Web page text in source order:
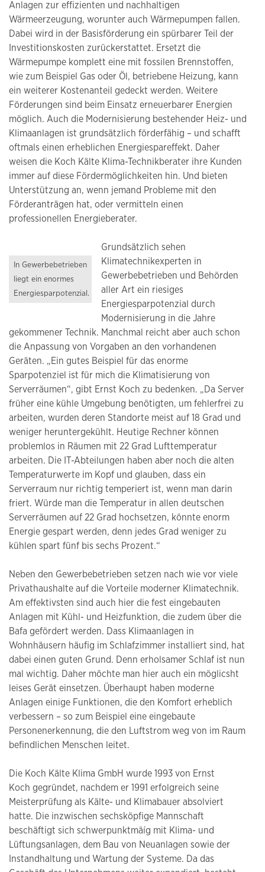
Anlagen zur effizienten und nachhaltigen
Wärmeerzeugung, worunter auch Wärmepumpen fallen.
Dabei wird in der Basisförderung ein spürbarer Teil der
Investitionskosten zurückerstattet. Ersetzt die
Wärmepumpe komplett eine mit fossilen Brennstoffen,
wie zum Beispiel Gas oder Öl, betriebene Heizung, kann
ein weiterer Kostenanteil gedeckt werden. Weitere
Förderungen sind beim Einsatz erneuerbarer Energien
möglich. Auch die Modernisierung bestehender Heiz- und
Klimaanlagen ist grundsätzlich förderfähig – und schafft
oftmals einen erheblichen Energiespareffekt. Daher
weisen die Koch Kälte Klima-Technikberater ihre Kunden
immer auf diese Fördermöglichkeiten hin. Und bieten
Unterstützung an, wenn jemand Probleme mit den
Förderanträgen hat, oder vermitteln einen
professionellen Energieberater.
In Gewerbebetrieben
liegt ein enormes
Energiesparpotenzial.
Grundsätzlich sehen
Klimatechnikexperten in
Gewerbebetrieben und Behörden
aller Art ein riesiges
Energiesparpotenzial durch
Modernisierung in die Jahre
gekommener Technik. Manchmal reicht aber auch schon
die Anpassung von Vorgaben an den vorhandenen
Geräten. „Ein gutes Beispiel für das enorme
Sparpotenziel ist für mich die Klimatisierung von
Serverräumen“, gibt Ernst Koch zu bedenken. „Da Server
früher eine kühle Umgebung benötigten, um fehlerfrei zu
arbeiten, wurden deren Standorte meist auf 18 Grad und
weniger heruntergekühlt. Heutige Rechner können
problemlos in Räumen mit 22 Grad Lufttemperatur
arbeiten. Die IT-Abteilungen haben aber noch die alten
Temperaturwerte im Kopf und glauben, dass ein
Serverraum nur richtig temperiert ist, wenn man darin
friert. Würde man die Temperatur in allen deutschen
Serverräumen auf 22 Grad hochsetzen, könnte enorm
Energie gespart werden, denn jedes Grad weniger zu
kühlen spart fünf bis sechs Prozent.“
Neben den Gewerbebetrieben setzen nach wie vor viele
Privathaushalte auf die Vorteile moderner Klimatechnik.
Am effektivsten sind auch hier die fest eingebauten
Anlagen mit Kühl- und Heizfunktion, die zudem über die
Bafa gefördert werden. Dass Klimaanlagen in
Wohnhäusern häufig im Schlafzimmer installiert sind, hat
dabei einen guten Grund. Denn erholsamer Schlaf ist nun
mal wichtig. Daher möchte man hier auch ein möglicsht
leises Gerät einsetzen. Überhaupt haben moderne
Anlagen einige Funktionen, die den Komfort erheblich
verbessern – so zum Beispiel eine eingebaute
Personenerkennung, die den Luftstrom weg von im Raum
befindlichen Menschen leitet.
Die Koch Kälte Klima GmbH wurde 1993 von Ernst
Koch gegründet, nachdem er 1991 erfolgreich seine
Meisterprüfung als Kälte- und Klimabauer absolviert
hatte. Die inzwischen sechsköpfige Mannschaft
beschäftigt sich schwerpunktmäíg mit Klima- und
Lüftungsanlagen, dem Bau von Neuanlagen sowie der
Instandhaltung und Wartung der Systeme. Da das